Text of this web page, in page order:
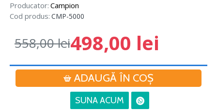
Producator: Campion
Cod produs: CMP-5000
498,00 lei
558,00 lei
ADAUGĂ ÎN COŞ
SUNA ACUM